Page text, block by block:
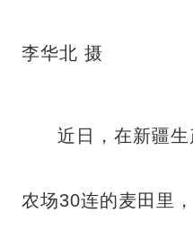
李华北 摄
近日，在新疆
农场30连的麦田里